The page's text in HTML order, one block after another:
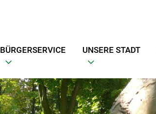
BÜRGERSERVICE UNSERE STADT